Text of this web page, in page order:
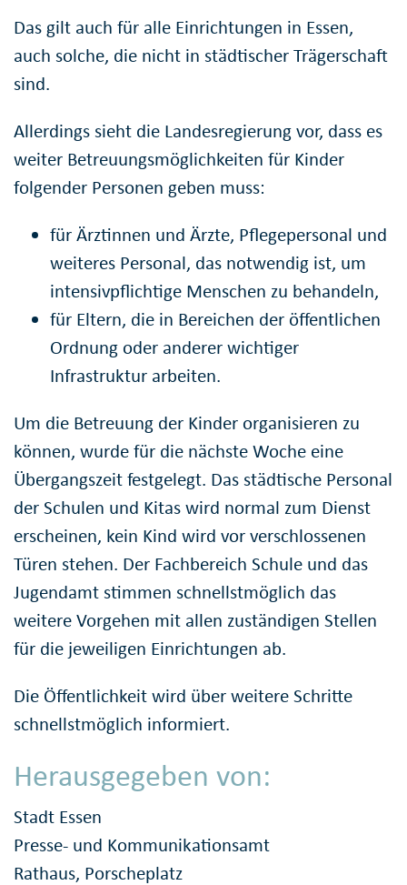
Das gilt auch für alle Einrichtungen in Essen,
auch solche, die nicht in städtischer Trägerschaft
sind.
Allerdings sieht die Landesregierung vor, dass es
weiter Betreuungsmöglichkeiten für Kinder
folgender Personen geben muss:
für Ärztinnen und Ärzte, Pflegepersonal und
weiteres Personal, das notwendig ist, um
intensivpflichtige Menschen zu behandeln,
für Eltern, die in Bereichen der öffentlichen
Ordnung oder anderer wichtiger
Infrastruktur arbeiten.
Um die Betreuung der Kinder organisieren zu
können, wurde für die nächste Woche eine
Übergangszeit festgelegt. Das städtische Personal
der Schulen und Kitas wird normal zum Dienst
erscheinen, kein Kind wird vor verschlossenen
Türen stehen. Der Fachbereich Schule und das
Jugendamt stimmen schnellstmöglich das
weitere Vorgehen mit allen zuständigen Stellen
für die jeweiligen Einrichtungen ab.
Die Öffentlichkeit wird über weitere Schritte
schnellstmöglich informiert.
Herausgegeben von:
Stadt Essen
Presse- und Kommunikationsamt
Rathaus, Porscheplatz